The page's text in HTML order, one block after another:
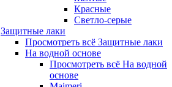
Красные
Светло-серые
Защитные лаки
Просмотреть всё Защитные лаки
На водной основе
Просмотреть всё На водной
основе